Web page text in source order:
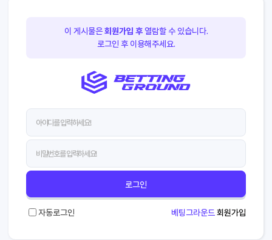
이 게시물은회원가입 후열람할 수 있습니다.
로그인 후 이용해주세요.
로그인
자동로그인 베팅그라운드 회원가입